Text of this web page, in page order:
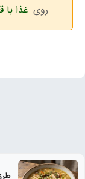
روی غذا با